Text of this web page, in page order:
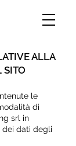
ALLA
SITO
le
di
srl in
dati degli